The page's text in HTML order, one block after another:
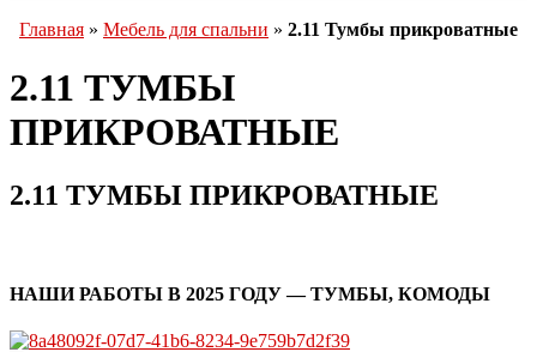
Главная » Мебель для спальни » 2.11 Тумбы прикроватные
2.11 ТУМБЫ
ПРИКРОВАТНЫЕ
2.11 ТУМБЫ ПРИКРОВАТНЫЕ
НАШИ РАБОТЫ В 2025 ГОДУ — ТУМБЫ, КОМОДЫ